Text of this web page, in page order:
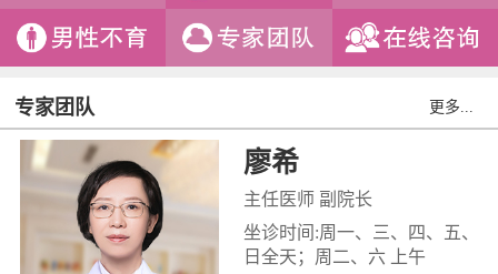
专家团队 更多...
廖希
主任医师 副院长
坐诊时间:周一、三、四、五、
日全天；周二、六 上午